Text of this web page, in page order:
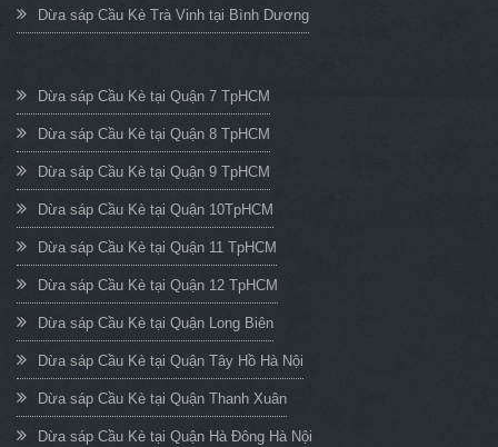
Dừa sáp Cầu Kè Trà Vinh tại Bình Dương
Dừa sáp Cầu Kè tại Quận 7 TpHCM
Dừa sáp Cầu Kè tại Quận 8 TpHCM
Dừa sáp Cầu Kè tại Quận 9 TpHCM
Dừa sáp Cầu Kè tại Quận 10TpHCM
Dừa sáp Cầu Kè tại Quận 11 TpHCM
Dừa sáp Cầu Kè tại Quận 12 TpHCM
Dừa sáp Cầu Kè tại Quận Long Biên
Dừa sáp Cầu Kè tại Quận Tây Hồ Hà Nội
Dừa sáp Cầu Kè tại Quận Thanh Xuân
Dừa sáp Cầu Kè tại Quận Hà Đông Hà Nội